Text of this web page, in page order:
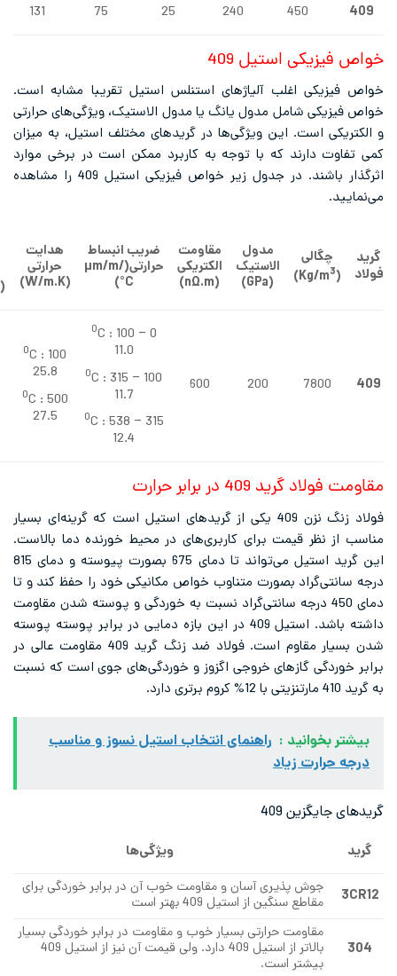
450
240
استیل 409
اغلب آلیاژهای استنلس استیل تقریبا مشابه است.
شامل مدول یانگ یا مدول الاستیک، ویژگی‌های حرارتی
است. این ویژگی‌‌ها در گریدهای مختلف استیل، به میزان
دارند که با توجه به کاربرد ممکن است در برخی موارد
اثرگذار باشند. در جدول زیر خواص فیزیکی استیل 409 را مشاهده
چگالی
(
Kg/m3
)
مدول
الاستیک
(
GPa
مقاومت
الکتریکی
(
nΩ.m
ضریب انبساط
حرارتی
(μm/m/
هدایت
حرارتی
(
W/m.K
)
گرمای
ویژه
(
J/kg.K
)
7800
200
600
0C :
100 – 315
0C :
0C :
25.8
0
27.5
460
گرید 409 در برابر حرارت
فولاد زنگ نزن 409 یکی از گریدهای استیل است که گرینه‌ای بسیار
از نظر قیمت برای کاربری‌های در محیط خورنده دما بالاست.
این گرید استیل می‌تواند تا دمای 675 بصورت پیوسته و دمای 815
بصورت متناوب خواص مکانیکی خود را حفظ کند و تا
دمای 450 درجه سانتی‌گراد نسبت به خوردگی و پوسته شدن مقاومت
داشته باشد. استیل 409 در این بازه دمایی در برابر پوسته پوسته
شدن بسیار مقاوم است. فولاد ضد زنگ گرید 409 مقاومت عالی در
خوردگی گازهای خروجی اگزوز و خوردگی‌های جوی است که نسبت
بخوانید : راهنمای انتخاب استیل نسوز و مناسب
حرارت زیاد
جایگزین 409
ویژگی‌ها
جوش پذیری آسان و مقاومت خوب آن در برابر خوردگی برای
مقاطع سنگین از استیل 409 بهتر است
مقاومت حرارتی بسیار خوب و مقاومت در برابر خوردگی بسیار
بالاتر از استیل 409 دارد. ولی قیمت آن نیز از استیل 409
بیشتر است.